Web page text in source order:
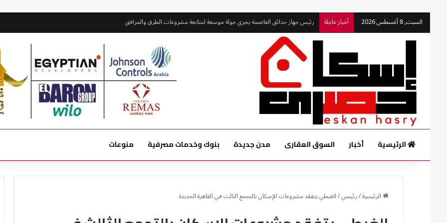
السبت, 8 أغسطس 2026 أخبار عاجلة
مساعد نائب المجتمعات العمرانية يتابع ميدانياً المشروعات الجارية بمدينة بدر
الرئيسية أخبار السوق العقارى مدن جديدة بنوك وخدمات مصرفية منوعات
الرئيسية/رئيسي/الغيطي يتفقد مشروعات الإسكان بالتجمع الثالث في القاهرة الجديدة